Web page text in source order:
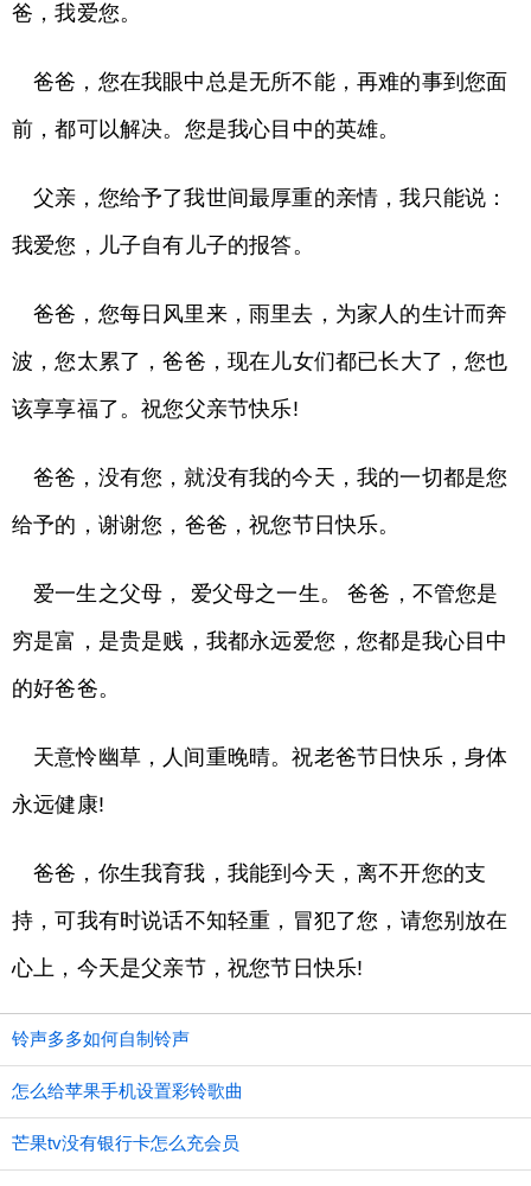
爸，我爱您。
爸爸，您在我眼中总是无所不能，再难的事到您面
前，都可以解决。您是我心目中的英雄。
父亲，您给予了我世间最厚重的亲情，我只能说：
我爱您，儿子自有儿子的报答。
爸爸，您每日风里来，雨里去，为家人的生计而奔
波，您太累了，爸爸，现在儿女们都已长大了，您也
该享享福了。祝您父亲节快乐!
爸爸，没有您，就没有我的今天，我的一切都是您
给予的，谢谢您，爸爸，祝您节日快乐。
爱一生之父母， 爱父母之一生。 爸爸，不管您是
穷是富，是贵是贱，我都永远爱您，您都是我心目中
的好爸爸。
天意怜幽草，人间重晚晴。祝老爸节日快乐，身体
永远健康!
爸爸，你生我育我，我能到今天，离不开您的支
持，可我有时说话不知轻重，冒犯了您，请您别放在
心上，今天是父亲节，祝您节日快乐!
铃声多多如何自制铃声
怎么给苹果手机设置彩铃歌曲
芒果tv没有银行卡怎么充会员